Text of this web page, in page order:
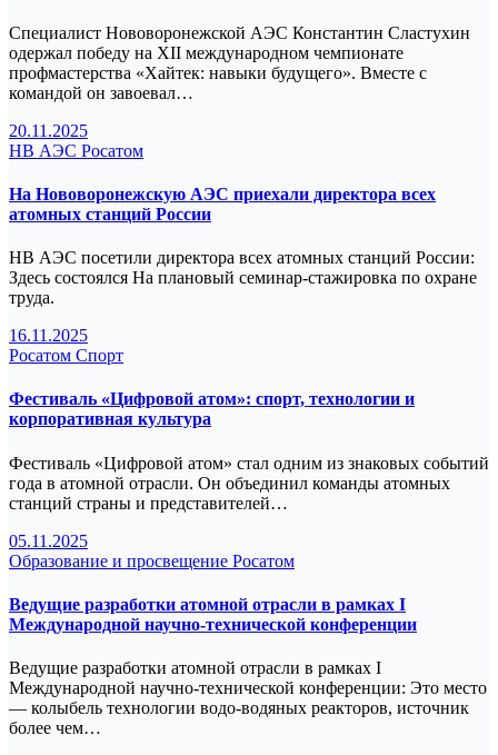
Специалист Нововоронежской АЭС Константин Сластухин
одержал победу на XII международном чемпионате
профмастерства «Хайтек: навыки будущего». Вместе с
командой он завоевал…
20.11.2025
НВ АЭС Росатом
На Нововоронежскую АЭС приехали директора всех
атомных станций России
НВ АЭС посетили директора всех атомных станций России:
Здесь состоялся На плановый семинар‑стажировка по охране
труда.
16.11.2025
Росатом Спорт
Фестиваль «Цифровой атом»: спорт, технологии и
корпоративная культура
Фестиваль «Цифровой атом» стал одним из знаковых событий
года в атомной отрасли. Он объединил команды атомных
станций страны и представителей…
05.11.2025
Образование и просвещение Росатом
Ведущие разработки атомной отрасли в рамках I
Международной научно-технической конференции
Ведущие разработки атомной отрасли в рамках I
Международной научно-технической конференции: Это место
— колыбель технологии водо-водяных реакторов, источник
более чем…